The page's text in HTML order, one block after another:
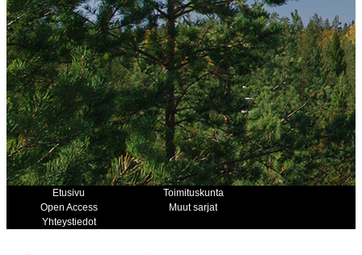
Etusivu
Toimituskunta
Open Access
Muut sarjat
Yhteystiedot